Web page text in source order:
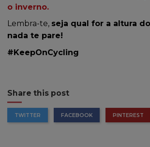
o inverno.
Lembra-te, seja qual for a altura
nada te pare!
#KeepOnCycling
Share this post
TWITTER FACEBOOK PINTEREST